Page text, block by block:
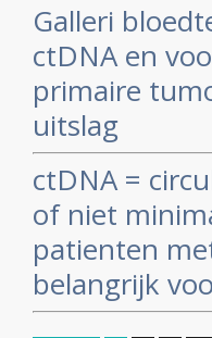
Galleri
ctDNA en
primaire
uitslag
ctDNA =
of niet
patienten
belangrijk